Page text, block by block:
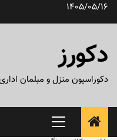
پرش1405/05/16
دکورز
دکوراسیون منزل و مبلمان
منوی